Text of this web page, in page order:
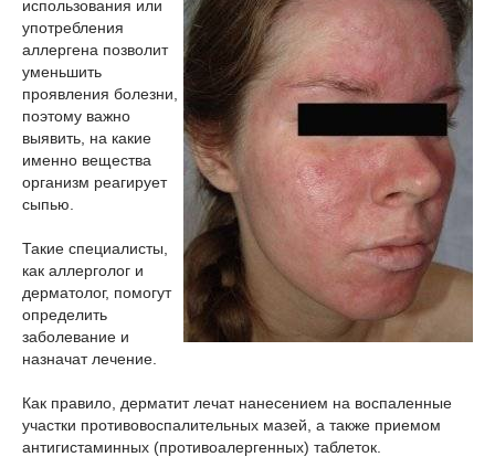
использования или
употребления
аллергена позволит
уменьшить
проявления болезни,
поэтому важно
выявить, на какие
именно вещества
организм реагирует
сыпью.
Такие специалисты,
как аллерголог и
дерматолог, помогут
определить
заболевание и
назначат лечение.
Как правило, дерматит лечат нанесением на воспаленные
участки противовоспалительных мазей, а также приемом
антигистаминных (противоалергенных) таблеток.